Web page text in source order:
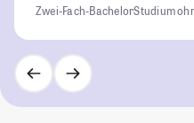
Zwei-Fach-BachelorStudium